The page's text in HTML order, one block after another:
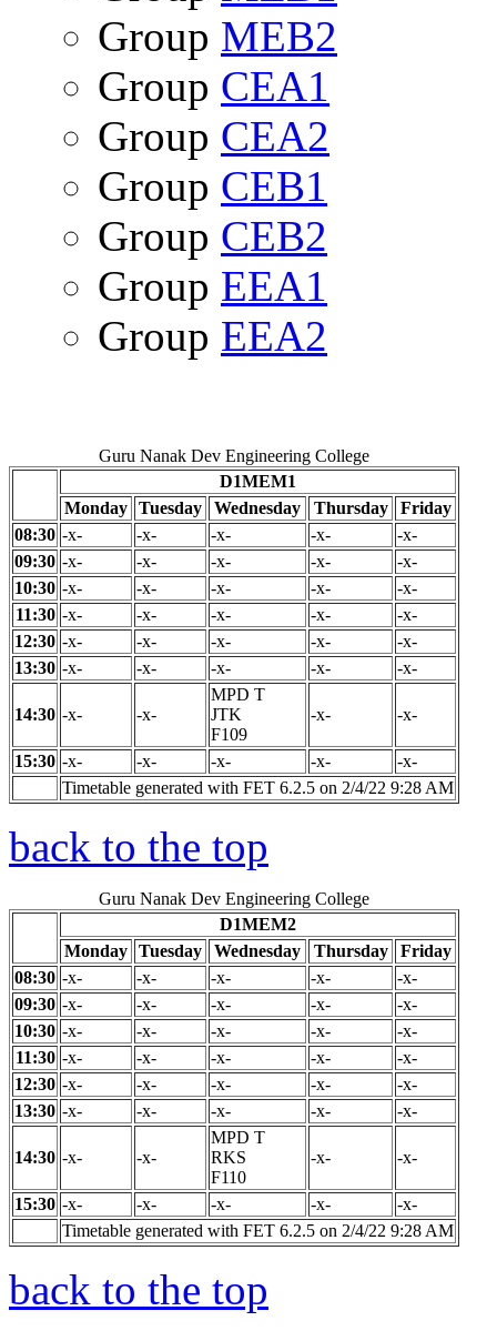
Group MEB2
Group CEA1
Group CEA2
Group CEB1
Group CEB2
Group EEA1
Group EEA2
Guru Nanak Dev Engineering College
D1MEM1
Monday Tuesday Wednesday Thursday
Friday
08:30 -x- -x- -x- -x-
-x-
09:30 -x- -x- -x- -x-
-x-
10:30 -x- -x- -x- -x-
-x-
11:30 -x- -x- -x- -x-
-x-
12:30 -x- -x- -x- -x-
-x-
13:30 -x- -x- -x- -x- -x-
14:30 -x- -x-
MPD T
JTK
F109
-x- -x-
15:30 -x- -x- -x- -x-
-x-
Timetable generated with FET 6.2.5 on 2/4/22 9:28 AM
back to the top
Guru Nanak Dev Engineering College
D1MEM2
Monday Tuesday Wednesday Thursday
Friday
08:30 -x- -x- -x- -x-
-x-
09:30 -x- -x- -x- -x-
-x-
10:30 -x- -x- -x- -x-
-x-
11:30 -x- -x- -x- -x-
-x-
12:30 -x- -x- -x- -x-
-x-
13:30 -x- -x- -x- -x- -x-
14:30 -x- -x-
MPD T
RKS
F110
-x- -x-
15:30 -x- -x- -x- -x-
-x-
Timetable generated with FET 6.2.5 on 2/4/22 9:28 AM
back to the top